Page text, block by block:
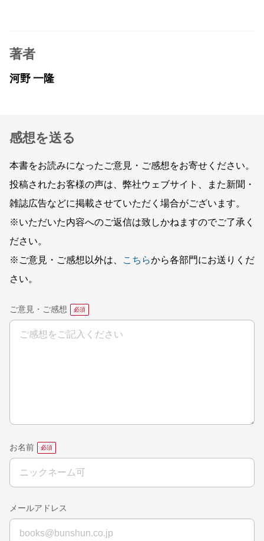
著者
河野 一隆
感想を送る
本書をお読みになったご意見・ご感想をお寄せください。
投稿されたお客様の声は、弊社ウェブサイト、また新聞・
雑誌広告などに掲載させていただく場合がございます。
※いただいた内容へのご返信は致しかねますのでご了承く
ださい。
※ご意見・ご感想以外は、
こちらから各部門にお送りくだ
さい。
ご意見・ご感想
お名前
メールアドレス